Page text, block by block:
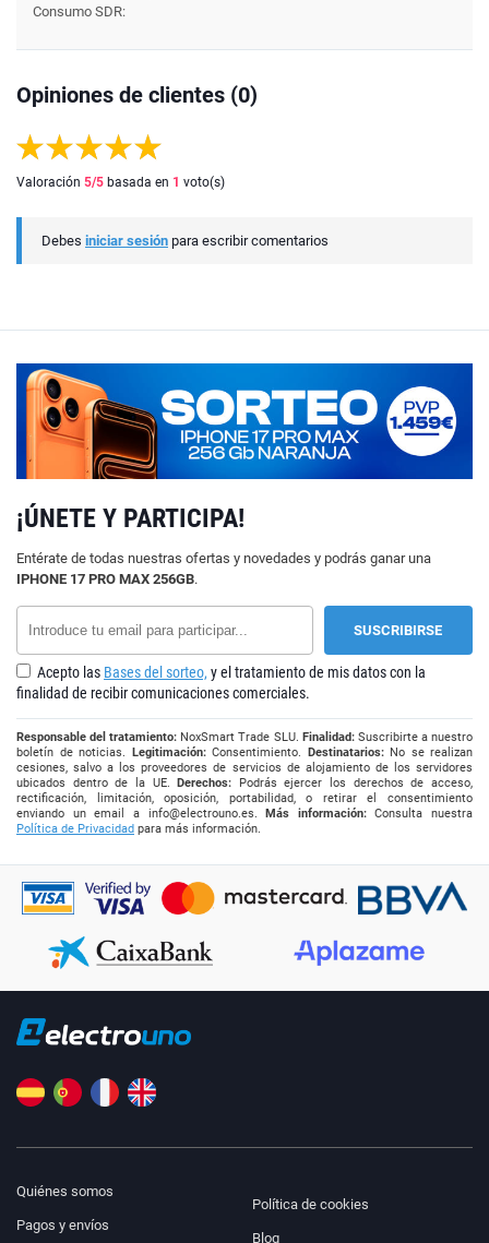
Consumo SDR:
Opiniones de clientes (0)
Valoración 5/5 basada en 1 voto(s)
Debes iniciar sesión para escribir comentarios
¡ÚNETE Y PARTICIPA!
Entérate de todas nuestras ofertas y novedades y podrás ganar una
IPHONE 17 PRO MAX 256GB.
Acepto las Bases del sorteo, y el tratamiento de mis datos con la
finalidad de recibir comunicaciones comerciales.
Responsable del tratamiento: NoxSmart Trade SLU. Finalidad:Suscribirte a nuestro
boletín de noticias. Legitimación:Consentimiento. Destinatarios:No se realizan
cesiones, salvo a los proveedores de servicios de alojamiento de los servidores
ubicados dentro de la UE.Derechos: Podrás ejercer los derechos de acceso,
rectificación, limitación, oposición, portabilidad, o retirar el consentimiento
enviando un email a info@electrouno.es.Más información:Consulta nuestra
Política de Privacidad para más información.
Quiénes somos
Pagos y envíos
Política de cookies
Blog